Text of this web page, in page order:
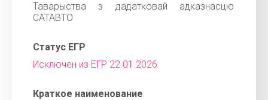
Таварыства з дадатковай адказнасцю
САТАВТО
Статус ЕГР
Исключен из ЕГР 22.01.2026
Краткое наименование